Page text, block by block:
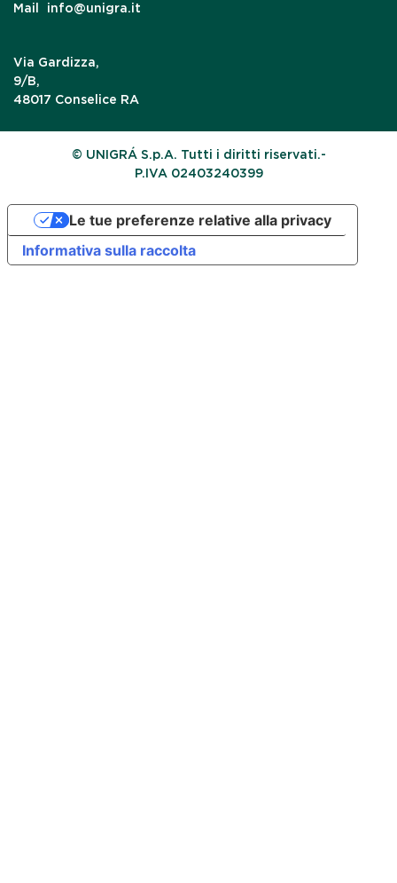
Mail
info@unigra.it
Via Gardizza,
9/B,
48017 Conselice RA
© UNIGRÁ S.p.A. Tutti i diritti riservati.-
P.IVA 02403240399
Informativa sulla raccolta
Le tue preferenze relative alla privacy